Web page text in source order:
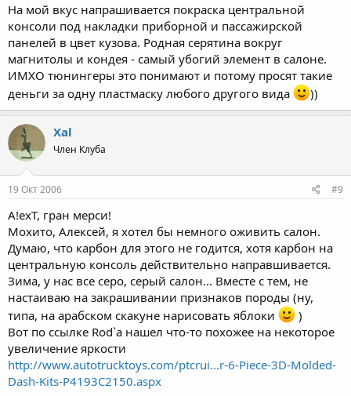
На мой вкус напрашивается покраска центральной
консоли под накладки приборной и пассажирской
панелей в цвет кузова. Родная серятина вокруг
магнитолы и кондея - самый убогий элемент в салоне.
ИМХО тюнингеры это понимают и потому просят такие
деньги за одну пластмаску любого другого вида
))
Xal
Член Клуба
19 Окт 2006 #9
A!exT, гран мерси!
Мохито, Алексей, я хотел бы немного оживить салон.
Думаю, что карбон для этого не годится, хотя карбон на
центральную консоль действительно направшивается.
Зима, у нас все серо, серый салон... Вместе с тем, не
настаиваю на закрашивании признаков породы (ну,
типа, на арабском скакуне нарисовать яблоки
)
Вот по ссылке Rod`а нашел что-то похожее на некоторое
увеличение яркости
http://www.autotrucktoys.com/ptcrui...r-6-Piece-3D-Molded-
Dash-Kits-P4193C2150.aspx